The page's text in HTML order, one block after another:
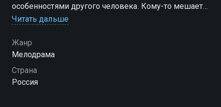
особенностями другого человека. Кому-то мешает
разница в возрасте, кто-то не может закрыть глаза
то беспокоит разница в интересах. Специалист по
вопросам неравного брака Елена Великанова
помогает рассорившимся парам находить общий
язык.
Читать дальше
Жанр
Мелодрама
Страна
Россия